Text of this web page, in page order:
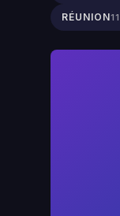
RÉUNION